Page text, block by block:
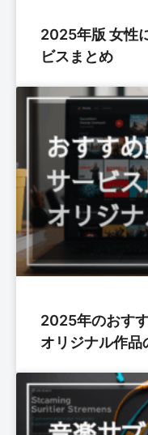
2025年版 女性
ビスまとめ
2025年のおす
オリジナル作品